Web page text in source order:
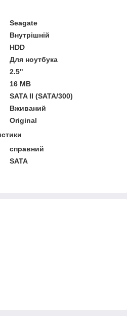
Seagate
Внутрішній
HDD
Для ноутбука
2.5"
16 MB
SATA II (SATA/300)
Вживаний
Original
справний
SATA